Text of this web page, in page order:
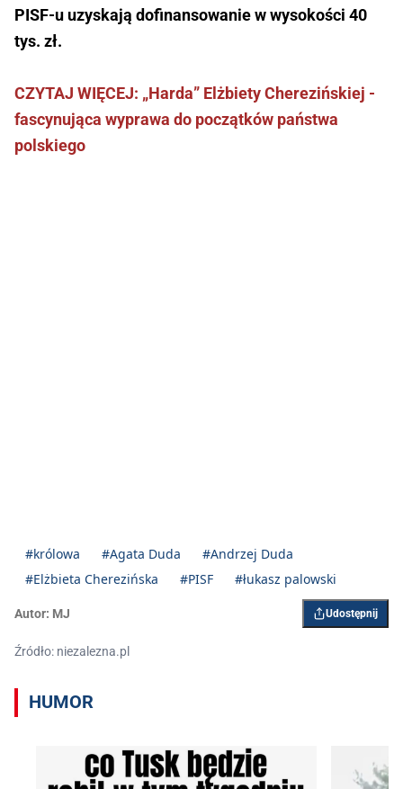
PISF-u uzyskają dofinansowanie w wysokości 40
tys. zł.
CZYTAJ WIĘCEJ: „Harda” Elżbiety Cherezińskiej -
fascynująca wyprawa do początków państwa
polskiego
#królowa #Agata Duda
#Andrzej Duda
#Elżbieta Cherezińska
#PISF #łukasz palowski
Autor: MJ Udostępnij
Źródło: niezalezna.pl
HUMOR